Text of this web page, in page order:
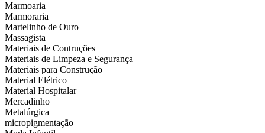
Marmoaria
Marmoraria
Martelinho de Ouro
Massagista
Materiais de Contruções
Materiais de Limpeza e Segurança
Materiais para Construção
Material Elétrico
Material Hospitalar
Mercadinho
Metalúrgica
micropigmentação